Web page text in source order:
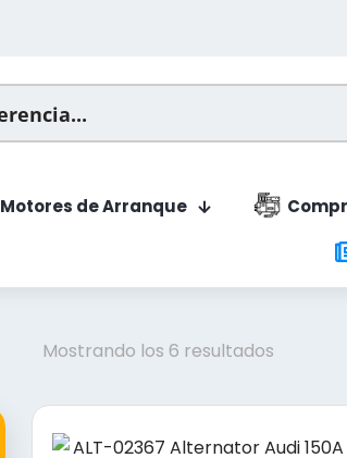
Motores de Arranque
Mostrando los 6 resultadosOrdenado
precio:
bajo